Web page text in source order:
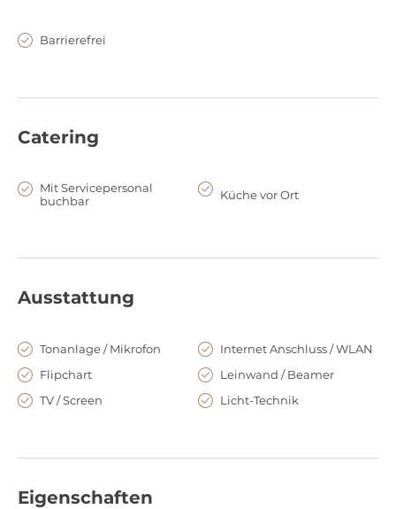
Barrierefrei
Catering
Mit Servicepersonal
buchbar
Küche vor Ort
Ausstattung
Tonanlage / Mikrofon
Internet Anschluss / WLAN
Flipchart
Leinwand / Beamer
TV / Screen
Licht-Technik
Eigenschaften